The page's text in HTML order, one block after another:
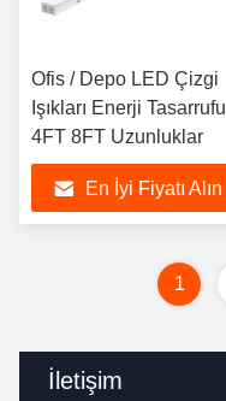
İletişim
Ofis / Depo LED Çizgi
Işıkları Enerji Tasarrufu
4FT 8FT Uzunluklar
En İyi Fiyatı Alın
1